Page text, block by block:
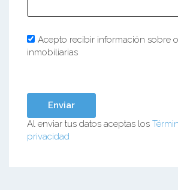
Acepto recibir información sobre
inmobiliarias
Al enviar tus datos aceptas los
privacidad